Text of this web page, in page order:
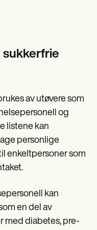
sukkerfrie
av utøvere som
og
listene kan
personlige
enkeltpersoner som
kan
en del av
med diabetes, pre-